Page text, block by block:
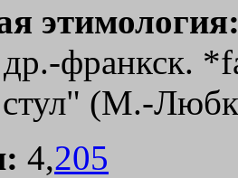
франкск.
стул" (М.-
4,205